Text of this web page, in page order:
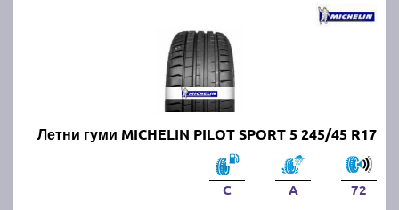
Летни гуми MICHELIN PILOT SPORT 5 245/45 R17
C A 72